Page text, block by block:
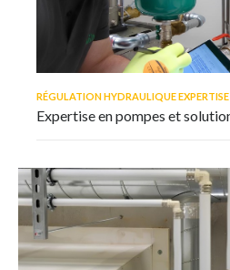
RÉGULATION HYDRAULIQUE EXPERTISE
Expertise en pompes et